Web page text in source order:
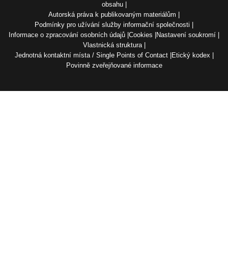
obsahu
Autorská práva k publikovaným materiálům
Podmínky pro užívání služby informační společnosti
Informace o zpracování osobních údajů Cookies
Nastavení soukromí
Vlastnická struktura
Jednotná kontaktní místa / Single Points of Contact
Etický kodex
Povinně zveřejňované informace